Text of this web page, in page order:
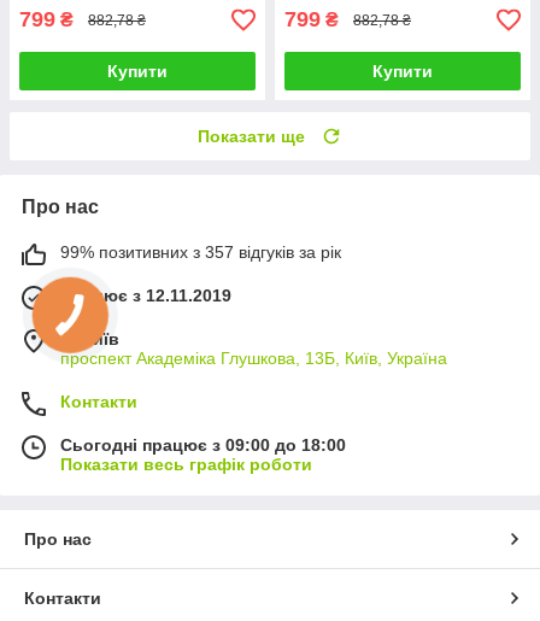
799 ₴ 882,78 ₴
Купити
799 ₴ 882,78 ₴
Купити
Показати ще
Про нас
99% позитивних з 357 відгуків за рік
Працює з 12.11.2019
м. Київ
проспект Академіка Глушкова, 13Б, Київ, Україна
Контакти
Сьогодні працює з 09:00 до 18:00
Показати весь графік роботи
Про нас
Контакти